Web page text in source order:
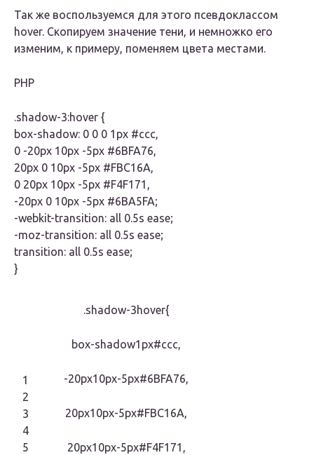
Так же воспользуемся для этого псевдоклассом
hover. Скопируем значение тени, и немножко его
изменим, к примеру, поменяем цвета местами.
PHP
.shadow-3:hover {
box-shadow: 0 0 0 1px #ccc,
0 -20px 10px -5px #6BFA76,
20px 0 10px -5px #FBC16A,
0 20px 10px -5px #F4F171,
-20px 0 10px -5px #6BA5FA;
-webkit-transition: all 0.5s ease;
-moz-transition: all 0.5s ease;
transition: all 0.5s ease;
}
1
2
3
4
5
.shadow-3hover{
box-shadow1px#ccc,
-20px10px-5px#6BFA76,
20px10px-5px#FBC16A,
20px10px-5px#F4F171,